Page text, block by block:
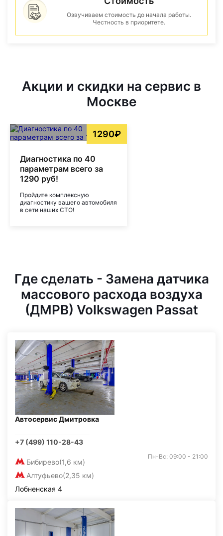
Озвучиваем стоимость до начала работы.
Честность в приоритете.
Акции и скидки на сервис в
Москве
1290₽
Диагностика по 40
параметрам всего за
1290 руб!
Пройдите комплексную
диагностику вашего автомобиля
в сети наших СТО!
Где сделать - Замена датчика
массового расхода воздуха
(ДМРВ) Volkswagen Passat
Автосервис Дмитровка
+7 (499) 110-28-43
Бибирево(1,6 км)
Алтуфьево(2,35 км)
Пн-Вс: 09:00 - 21:00
Лобненская 4